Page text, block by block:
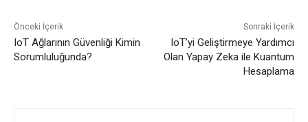
Önceki İçerik
IoT Ağlarının Güvenliği Kimin
Sorumluluğunda?
Sonraki İçerik
IoT’yi Geliştirmeye Yardımcı
Olan Yapay Zeka ile Kuantum
Hesaplama